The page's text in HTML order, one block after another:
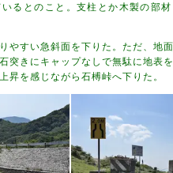
るとのこと。支柱とか木製の部
やすい急斜面を下りた。ただ、地
突きにキャップなしで無駄に地表
昇を感じながら石榑峠へ下りた。